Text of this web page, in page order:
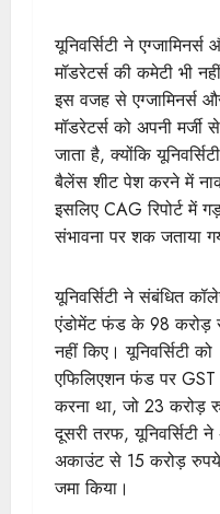
यूनिवर्सिटी ने एग्जामिनर्स
मॉडरेटर्स की कमेटी भी
इस वजह से एग्जामिनर्स
मॉडरेटर्स को अपनी मर्जी
जाता है, क्योंकि
बैलेंस शीट पेश करने में
इसलिए CAG रिपोर्ट में
संभावना पर शक जताया
यूनिवर्सिटी ने संबंधित
एंडोमेंट फंड के 98 करोड़
नहीं किए। यूनिवर्सिटी को
एफिलिएशन फंड पर GST
करना था, जो 23 करोड़
दूसरी तरफ, यूनिवर्सिटी
अकाउंट से 15 करोड़
जमा किया।